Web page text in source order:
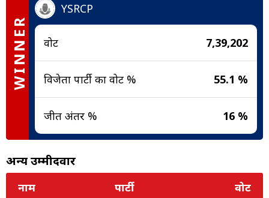
WINNER
YSRCP
वोट 7,39,202
विजेता पार्टी का वोट % 55.1 %
जीत अंतर % 16 %
अन्य उम्मीदवार
नाम पार्टी वोट